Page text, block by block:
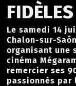
FIDÈLES
Le samedi 14
Chalon-sur-
organisant une
cinéma
remercier ses
passionnés par